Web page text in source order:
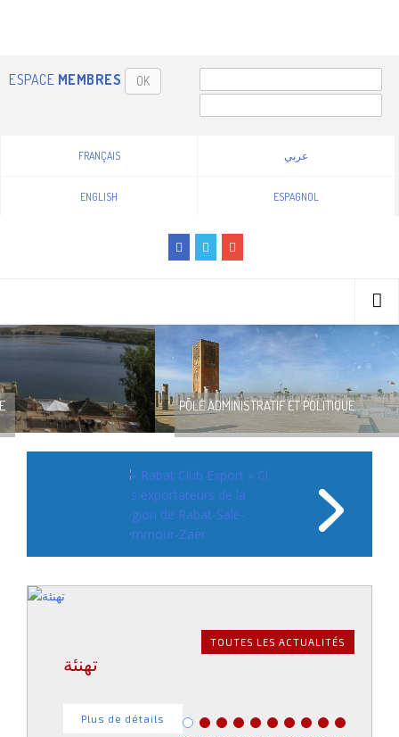
ESPACE MEMBRES OK
FRANÇAIS عربي
ENGLISH ESPAGNOL
PÔLE ADMINISTRATIF ET POLITIQUE..
تهنئة
Plus de détails
TOUTES LES ACTUALITÉS